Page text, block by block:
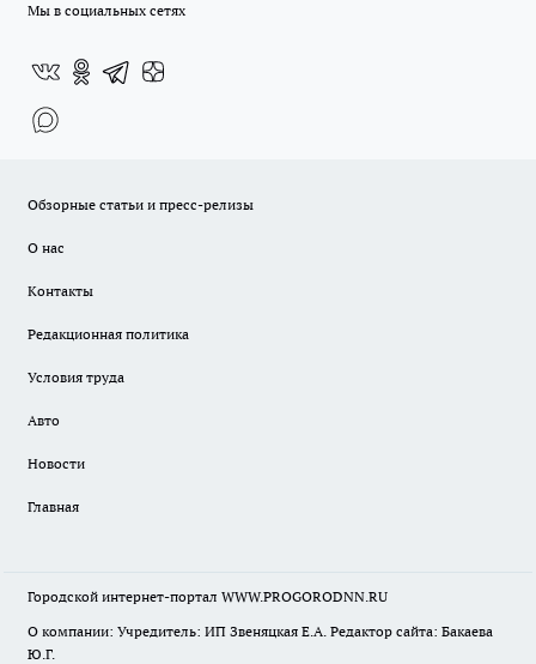
Мы в социальных сетях
Обзорные статьи и пресс-релизы
О нас
Контакты
Редакционная политика
Условия труда
Авто
Новости
Главная
Городской интернет-портал WWW.PROGORODNN.RU
О компании: Учредитель: ИП Звеняцкая Е.А. Редактор сайта: Бакаева
Ю.Г.